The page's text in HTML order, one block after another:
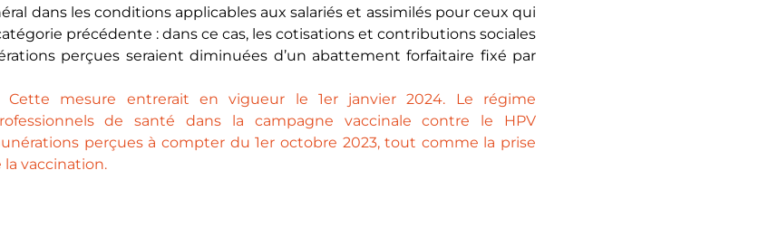
dans les conditions applicables aux salariés et assimilés pour ceux qui
précédente : dans ce cas, les cotisations et contributions sociales
perçues seraient diminuées d’un abattement forfaitaire fixé par
mesure entrerait en vigueur le 1er janvier 2024. Le régime
de santé dans la campagne vaccinale contre le HPV
perçues à compter du 1er octobre 2023, tout comme la prise
vaccination.